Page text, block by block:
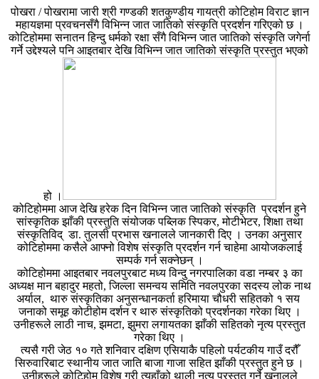
पोखरा / पोखरामा जारी श्री गण्डकी शतकुण्डीय गायत्री कोटिहोम विराट ज्ञान
महायज्ञमा प्रवचनसँगै विभिन्न जात जातिको संस्कृति प्रदर्शन गरिएको छ ।
कोटिहोममा सनातन हिन्दु धर्मको रक्षा सँगै विभिन्न जात जातिको संस्कृति जगेर्ना
गर्ने उद्देश्यले पनि आइतबार देखि विभिन्न जात जातिको संस्कृति प्रस्तुत भएको
हो ।
कोटिहोममा आज देखि हरेक दिन विभिन्न जात जातिको संस्कृति प्रदर्शन हुने
सांस्कृतिक झाँकी प्रस्तुति संयोजक पब्लिक स्पिकर, मोटीभेटर, शिक्षा तथा
संस्कृतिविद् डा. तुलसी प्रभास खनालले जानकारी दिए । उनका अनुसार
कोटिहोममा कसैले आफ्नो विशेष संस्कृति प्रदर्शन गर्न चाहेमा आयोजकलाई
सम्पर्क गर्न सक्नेछन् ।
कोटिहोममा आइतबार नवलपुरबाट मध्य विन्दु नगरपालिका वडा नम्बर ३ का
अध्यक्ष मान बहादुर महतो, जिल्ला समन्वय समिति नवलपुरका सदस्य लोक नाथ
अर्याल, थारु संस्कृतिका अनुसन्धानकर्ता हरिमाया चौधरी सहितको १ सय
जनाको समूह कोटीहोम दर्शन र थारु संस्कृतिको प्रदर्शनका गरेका थिए ।
उनीहरूले लाठी नाच, झमटा, झुमरा लगायतका झाँकी सहितको नृत्य प्रस्तुत
गरेका थिए ।
त्यसै गरी जेठ १० गते शनिवार दक्षिण एसियाकै पहिलो पर्यटकीय गाउँ दरौँ
सिरुवारिबाट स्थानीय जात जाति बाजा गाजा सहित झाँकी प्रस्तुत हुने छ ।
उनीहरूले कोटिहोम विशेष गरी त्यहाँको थाली नृत्य प्रस्तुत गर्ने खनालले